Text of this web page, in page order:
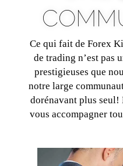
Ce qui fait de Forex
de trading n’est pas
prestigieuses que
notre large
dorénavant plus seul!
vous accompagner